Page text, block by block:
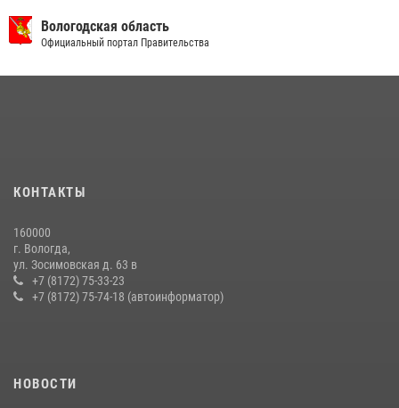
взаимодействие по профилактике мошенничеств
22 июля 2026, 12:10 2
Росгвардии в Вологодской области
В ВОЛОГДЕ РОСГВАРДЕЙЦЫ ЗАДЕРЖАЛИ МУЖЧИНУ,
ОТКАЗЫВАВШЕГОСЯ ОСВОБОДИТЬ НОМЕР В ГОСТИНИЦЕ
24 июля 2026, 07:32
Вологодская область
Официальный портал Правительства
КОНТАКТЫ
160000
г. Вологда,
ул. Зосимовская д. 63 в
+7 (8172) 75-33-23
+7 (8172) 75-74-18 (автоинформатор)
НОВОСТИ